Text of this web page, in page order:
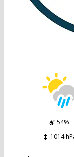
54%
1014